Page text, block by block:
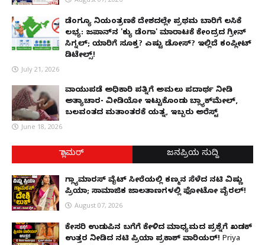
ಡೆಂಗ್ಯೂ ನಿಯಂತ್ರಣಕ್ಕೆ ದೇಶದಲ್ಲೇ ಪ್ರಥಮ ಬಾರಿಗೆ ಲಸಿಕೆ
ಲಭ್ಯ: ಜಪಾನ್‌ನ 'ಕ್ಯು ಡೆಂಗಾ' ಮಾರಾಟಕ್ಕೆ ಕೇಂದ್ರದ ಗ್ರೀನ್
ಸಿಗ್ನಲ್; ಯಾರಿಗೆ ಸೂಕ್ತ? ಎಷ್ಟು ಡೋಸ್? ಇಲ್ಲಿದೆ ಕಂಪ್ಲೀಟ್
ಡಿಟೇಲ್ಸ್!
July 21, 2026
ವಾಯುಪಡೆ ಅಧಿಕಾರಿ ಪತ್ನಿಗೆ ಅಮಲು ಪದಾರ್ಥ ನೀಡಿ
ಅತ್ಯಾಚಾರ- ವೀಡಿಯೋ ಇಟ್ಟುಕೊಂಡು ಬ್ಲ್ಯಾಕ್‌ಮೇಲ್,
ಬಲವಂತದ ಮತಾಂತರಕ್ಕೆ ಯತ್ನ, ಇಬ್ಬರು ಅರೆಸ್ಟ್
June 18, 2026
ಗ್ಲಾಮರ್ ಜನಪ್ರಿಯ ಸುದ್ದಿ
ಗ್ಲ್ಯಾಮಾರಸ್ ವೈಟ್‌ ಸೀರೆಯಲ್ಲಿ ಕಣ್ಮನ ಸೆಳೆದ ನಟಿ ವಿಷ್ಣು
ಪ್ರಿಯಾ; ಸಾಮಾಜಿಕ ಜಾಲತಾಣಗಳಲ್ಲಿ ಫೋಟೋ ವೈರಲ್!
August 07, 2026
ಕೇಸರಿ ಉಡುಪಿನ ಬಗೆಗೆ ಕೇಳಿದ ಮಾಧ್ಯಮದ ಪ್ರಶ್ನೆಗೆ ಖಡಕ್
ಉತ್ತರ ನೀಡಿದ ನಟಿ ಪ್ರಿಯಾ ಪ್ರಕಾಶ್ ವಾರಿಯರ್! Priya